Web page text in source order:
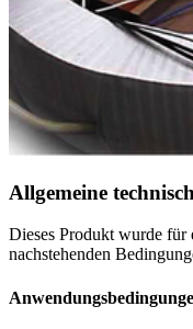
Allgemeine
Dieses Produkt wurde für
nachstehenden